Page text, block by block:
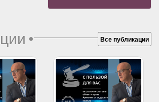
• Все публикации